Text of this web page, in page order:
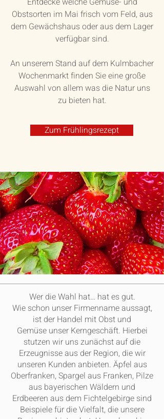
Obstsorten im Mai frisch vom Feld, aus
dem Gewächshaus oder aus dem Lager
verfügbar sind.
An unserem Stand auf dem Kulmbacher
Wochenmarkt finden Sie eine große
Auswahl von allem was die Natur uns
zu bieten hat.
Zum Frühlingsrezept
Wer die Wahl hat… hat es gut.
Wie schon unser Firmenname aussagt,
ist der Handel mit Obst und
Gemüse unser Kerngeschäft. Hierbei
stutzen wir uns zunächst auf die
Erzeugnisse aus der Region, die wir
unseren Kunden anbieten. Äpfel aus
Oberfranken, Spargel aus Franken, Pilze
aus bayerischen Wäldern und
Erdbeeren aus dem Fichtelgebirge sind
Beispiele für die Vielfalt, die unsere